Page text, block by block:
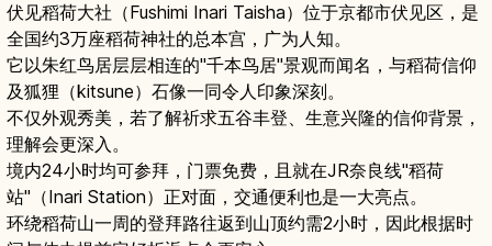
伏见稻荷大社（Fushimi Inari Taisha）位于京都市伏见区，是
全国约3万座稻荷神社的总本宫，广为人知。
它以朱红鸟居层层相连的"千本鸟居"景观而闻名，与稻荷信仰
及狐狸（kitsune）石像一同令人印象深刻。
不仅外观秀美，若了解祈求五谷丰登、生意兴隆的信仰背景，
理解会更深入。
境内24小时均可参拜，门票免费，且就在JR奈良线"稻荷
站"（Inari Station）正对面，交通便利也是一大亮点。
环绕稻荷山一周的登拜路往返到山顶约需2小时，因此根据时